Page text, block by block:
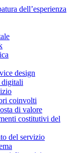
dell’esperienza
design
digitali
coinvolti
di valore
costitutivi del
del servizio